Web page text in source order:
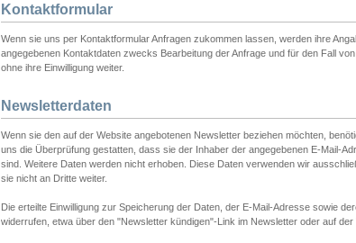
Kontaktformular
Wenn sie uns per Kontaktformular Anfragen zukommen lassen, werden ihre
angegebenen Kontaktdaten zwecks Bearbeitung der Anfrage und für den Fall
ohne ihre Einwilligung weiter.
Newsletterdaten
Wenn sie den auf der Website angebotenen Newsletter beziehen möchten,
uns die Überprüfung gestatten, dass sie der Inhaber der angegebenen E-Mail-
sind. Weitere Daten werden nicht erhoben. Diese Daten verwenden wir
sie nicht an Dritte weiter.
Die erteilte Einwilligung zur Speicherung der Daten, der E-Mail-Adresse sowie
widerrufen, etwa über den "Newsletter kündigen"-Link im Newsletter oder auf der